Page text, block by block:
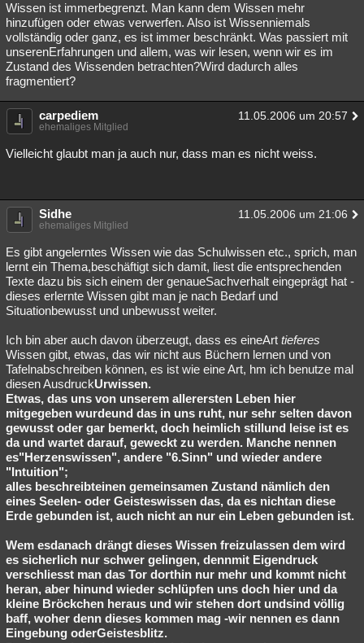
Wissen ist immerbegrenzt. Man kann dem Wissen mehr
hinzufügen oder etwas verwerfen. Also ist Wissenniemals
vollständig oder ganz, es ist immer beschränkt. Was passiert mit
unserenErfahrungen und allem, was wir lesen, wenn wir es im
Zustand des Wissenden betrachten?Wird dadurch alles
fragmentiert?
carpediem 11.05.2006 um 20:57
ehemaliges Mitglied
Vielleicht glaubt man ja auch nur, dass man es nicht weiss.
Sidhe 11.05.2006 um 21:06
ehemaliges Mitglied
Es gibt angelerntes Wissen wie das Schulwissen etc., sprich, man
lernt ein Thema,beschäftigt sich damit, liest die entsprechenden
Texte dazu bis sich einem der genaueSachverhalt eingeprägt hat -
dieses erlernte Wissen gibt man je nach Bedarf und
Situationbewusst und unbewusst weiter.
Ich bin aber auch davon überzeugt, dass es eineArt tieferes
Wissen gibt, etwas, das wir nicht aus Büchern lernen und von
Tafelnabschreiben können, es ist wie eine Art, hm ich benutze mal
diesen AusdruckUrwissen.
Etwas, das uns von unserem allerersten Leben hier
mitgegeben wurdeund das in uns ruht, nur sehr selten davon
gewusst oder gar bemerkt, doch heimlich stillund leise ist es
da und wartet darauf, geweckt zu werden. Manche nennen
es"Herzenswissen", andere "6.Sinn" und wieder andere
"Intuition";
alles beschreibteinen gemeinsamen Zustand nämlich den
eines Seelen- oder Geisteswissen das, da es nichtan diese
Erde gebunden ist, auch nicht an nur ein Leben gebunden ist.
Wem esdanach drängt dieses Wissen freizulassen dem wird
es sicherlich nur schwer gelingen, dennmit Eigendruck
verschliesst man das Tor dorthin nur mehr und kommt nicht
heran, aber hinund wieder schlüpfen uns doch hier und da
kleine Bröckchen heraus und wir stehen dort undsind völlig
baff, woher denn dieses kommen mag -wir nennen es dann
Eingebung oderGeistesblitz.